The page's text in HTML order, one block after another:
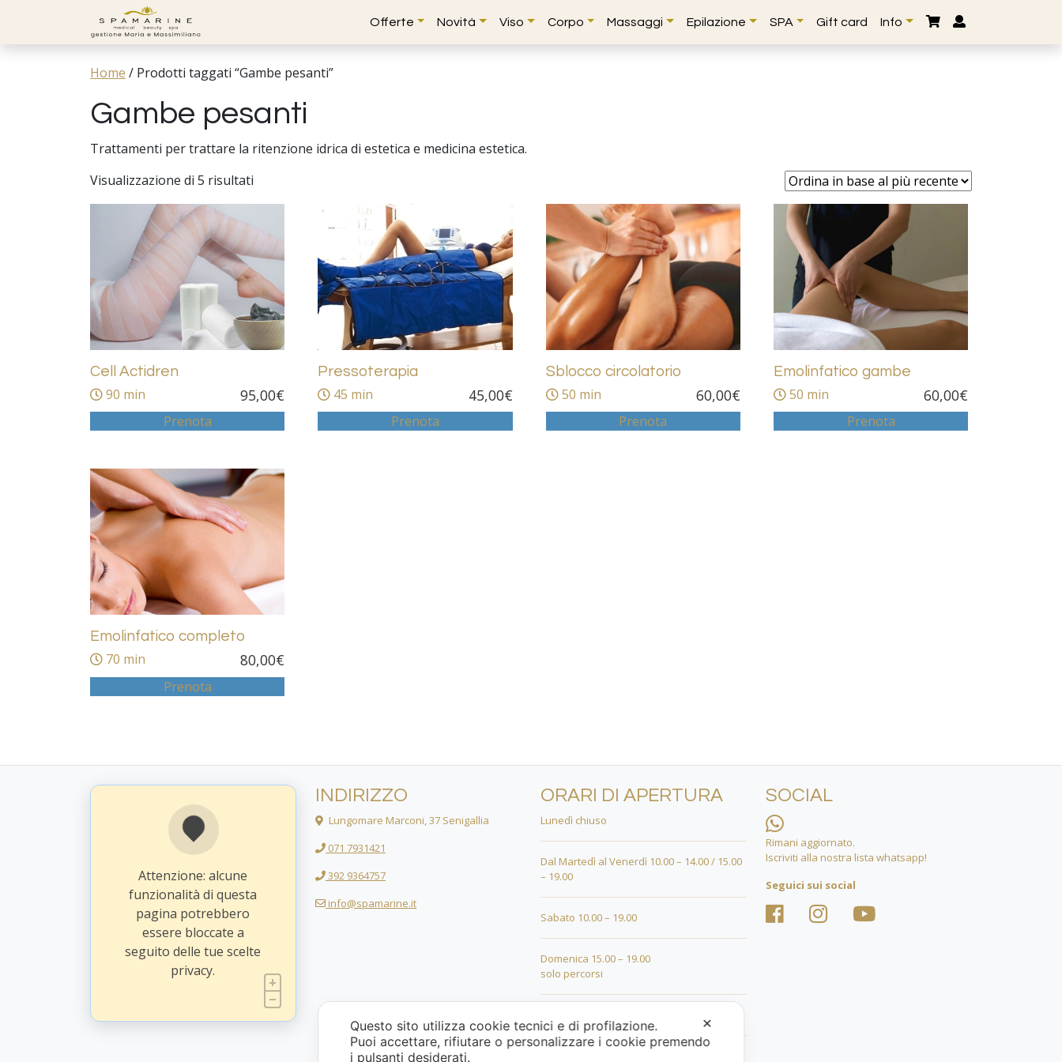
Offerte Novità Viso Corpo Massaggi Epilazione SPA Gift card Info
Home / Prodotti taggati “Gambe pesanti”
Gambe pesanti
Trattamenti per trattare la ritenzione idrica di estetica e medicina estetica.
Visualizzazione di 5 risultati
Cell Actidren
90 min 95,00€
Prenota
Pressoterapia
45 min 45,00€
Prenota
Sblocco circolatorio
50 min 60,00€
Prenota
Emolinfatico gambe
50 min 60,00€
Prenota
Emolinfatico completo
70 min 80,00€
Prenota
Attenzione: alcune
funzionalità di questa
pagina potrebbero
essere bloccate a
seguito delle tue scelte
privacy.
INDIRIZZO
Lungomare Marconi, 37 Senigallia
071 7931421
392 9364757
info@spamarine.it
ORARI DI APERTURA
Lunedì chiuso
Dal Martedì al Venerdì 10.00 – 14.00 / 15.00
– 19.00
Sabato 10.00 – 19.00
Domenica 15.00 – 19.00
solo percorsi
SOCIAL
Rimani aggiornato.
Iscriviti alla nostra lista whatsapp!
Seguici sui social
✕
Questo sito utilizza cookie tecnici e di profilazione.
Puoi accettare, rifiutare o personalizzare i cookie premendo
i pulsanti desiderati.